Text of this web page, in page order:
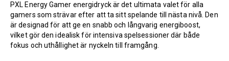
PXL Energy Gamer energidryck är det ultimata valet för alla
gamers som strävar efter att ta sitt spelande till nästa nivå. Den
är designad för att ge en snabb och långvarig energiboost,
vilket gör den idealisk för intensiva spelsessioner där både
fokus och uthållighet är nyckeln till framgång.